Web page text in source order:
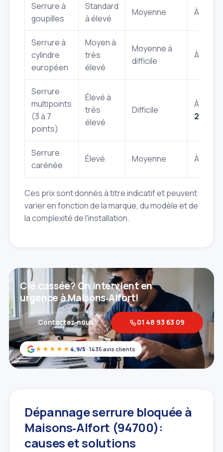
Serrure à
goupilles
Standard
à élevé
Moyenne À
Serrure à
cylindre
européen
Moyen à
très
élevé
Moyenne à
difficile
À
Serrure
multipoints
(3 à 7
points)
Élevé à
très
élevé
Difficile
À partir
200€
Serrure
carénée
Élevé Moyenne À
Ces prix sont donnés à titre indicatif et peuvent
varier en fonction de la marque, du modèle et de
la complexité de l'installation.
★★★★★ 4,9/5 · 1435 avis clients
Clé cassée? On intervient en
urgence à Maisons‑Alfort!
Contactez‑nous 01 48 93 63 09
Dépannage serrure bloquée à
Maisons‑Alfort (94700):
causes et solutions